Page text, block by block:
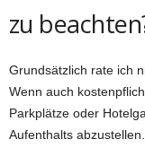
zu
Grundsätzlich rate ich
Wenn auch
Parkplätze oder
Aufenthalts